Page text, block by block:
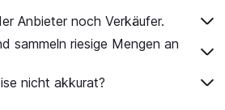
Anbieter noch Verkäufer.
sammeln riesige Mengen an
nicht akkurat?